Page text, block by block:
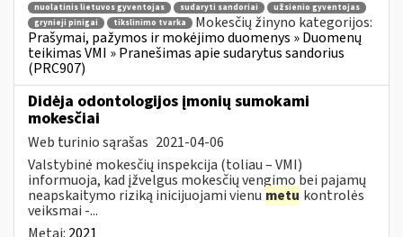
nuolatinis lietuvos gyventojas
sudaryti sandoriai
užsienio gyventojas
grynieji pinigai
tikslinimo tvarka
Mokesčių žinyno kategorijos:
Prašymai, pažymos ir mokėjimo duomenys » Duomenų
teikimas VMI » Pranešimas apie sudarytus sandorius
(PRC907)
Didėja odontologijos įmonių sumokami
mokesčiai
Web turinio sąrašas 2021-04-06
Valstybinė mokesčių inspekcija (toliau – VMI)
informuoja, kad įžvelgus mokesčių vengimo bei pajamų
neapskaitymo riziką inicijuojami vienu metu kontrolės
veiksmai -...
Metai: 2021